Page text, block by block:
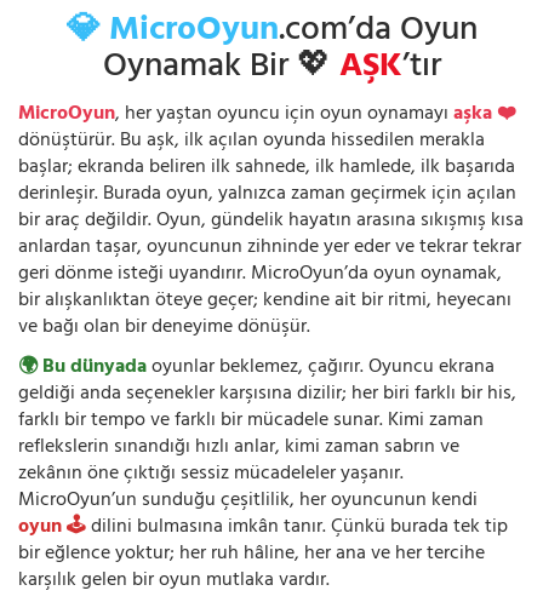
💎 MicroOyun.com’da Oyun
Oynamak Bir 💖AŞK’tır
MicroOyun, her yaştan oyuncu için oyun oynamayıaşka ❤️
dönüştürür. Bu aşk, ilk açılan oyunda hissedilen merakla
başlar; ekranda beliren ilk sahnede, ilk hamlede, ilk başarıda
derinleşir. Burada oyun, yalnızca zaman geçirmek için açılan
bir araç değildir. Oyun, gündelik hayatın arasına sıkışmış kısa
anlardan taşar, oyuncunun zihninde yer eder ve tekrar tekrar
geri dönme isteği uyandırır. MicroOyun’da oyun oynamak,
bir alışkanlıktan öteye geçer; kendine ait bir ritmi, heyecanı
ve bağı olan bir deneyime dönüşür.
🌍 Bu dünyadaoyunlar beklemez, çağırır. Oyuncu ekrana
geldiği anda seçenekler karşısına dizilir; her biri farklı bir his,
farklı bir tempo ve farklı bir mücadele sunar. Kimi zaman
reflekslerin sınandığı hızlı anlar, kimi zaman sabrın ve
zekânın öne çıktığı sessiz mücadeleler yaşanır.
MicroOyun’un sunduğu çeşitlilik, her oyuncunun kendi
oyun 🕹️dilini bulmasına imkân tanır. Çünkü burada tek tip
bir eğlence yoktur; her ruh hâline, her ana ve her tercihe
karşılık gelen bir oyun mutlaka vardır.